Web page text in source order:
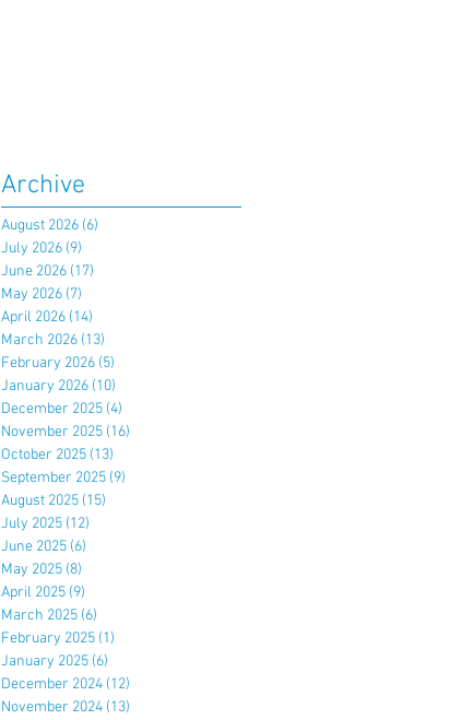
Archive
August 2026 (6)
July 2026 (9)
June 2026 (17)
May 2026 (7)
April 2026 (14)
March 2026 (13)
February 2026 (5)
January 2026 (10)
December 2025 (4)
November 2025 (16)
October 2025 (13)
September 2025 (9)
August 2025 (15)
July 2025 (12)
June 2025 (6)
May 2025 (8)
April 2025 (9)
March 2025 (6)
February 2025 (1)
January 2025 (6)
December 2024 (12)
November 2024 (13)